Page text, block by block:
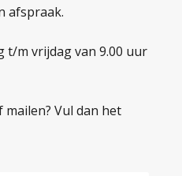
afspraak.
t/m vrijdag van 9.00 uur
mailen? Vul dan het